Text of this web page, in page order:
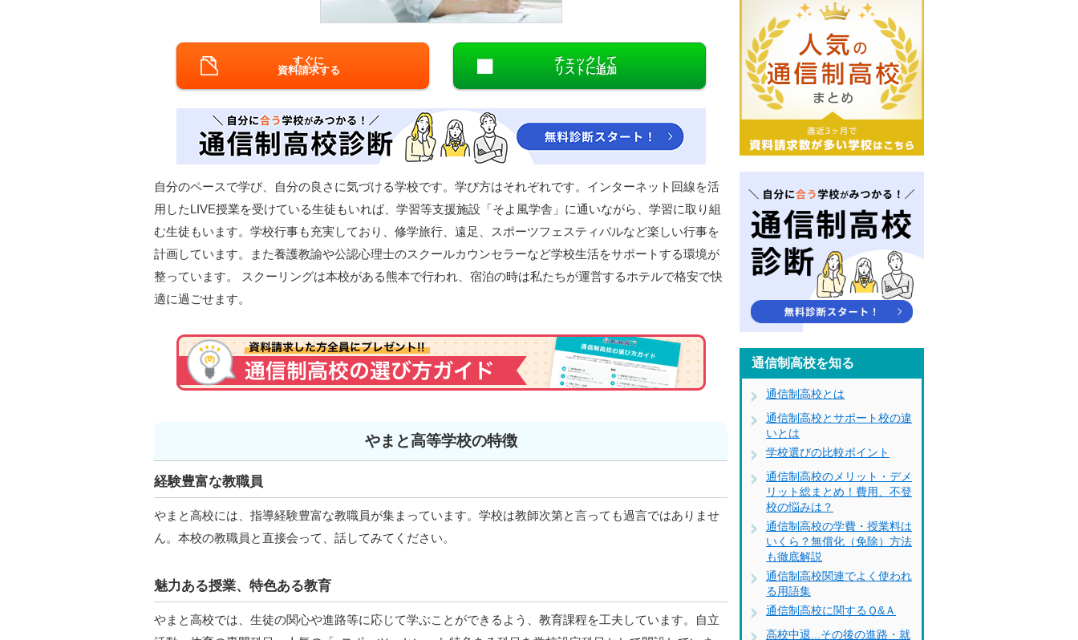
すぐに
資料請求する
チェックして
リストに追加
自分のペースで学び、自分の良さに気づける学校です。学び方はそれぞれです。インターネット回線を活
用したLIVE授業を受けている生徒もいれば、学習等支援施設「そよ風学舎」に通いながら、学習に取り組
む生徒もいます。学校行事も充実しており、修学旅行、遠足、スポーツフェスティバルなど楽しい行事を
計画しています。また養護教諭や公認心理士のスクールカウンセラーなど学校生活をサポートする環境が
整っています。 スクーリングは本校がある熊本で行われ、宿泊の時は私たちが運営するホテルで格安で快
適に過ごせます。
やまと高等学校の特徴
経験豊富な教職員
やまと高校には、指導経験豊富な教職員が集まっています。学校は教師次第と言っても過言ではありませ
ん。本校の教職員と直接会って、話してみてください。
魅力ある授業、特色ある教育
やまと高校では、生徒の関心や進路等に応じて学ぶことができるよう、教育課程を工夫しています。自立
通信制高校を知る
通信制高校とは
通信制高校とサポート校の違
いとは
学校選びの比較ポイント
通信制高校のメリット・デメ
リット総まとめ！費用、不登
校の悩みは？
通信制高校の学費・授業料は
いくら？無償化（免除）方法
も徹底解説
通信制高校関連でよく使われ
る用語集
通信制高校に関するＱ&Ａ
高校中退...その後の進路・就